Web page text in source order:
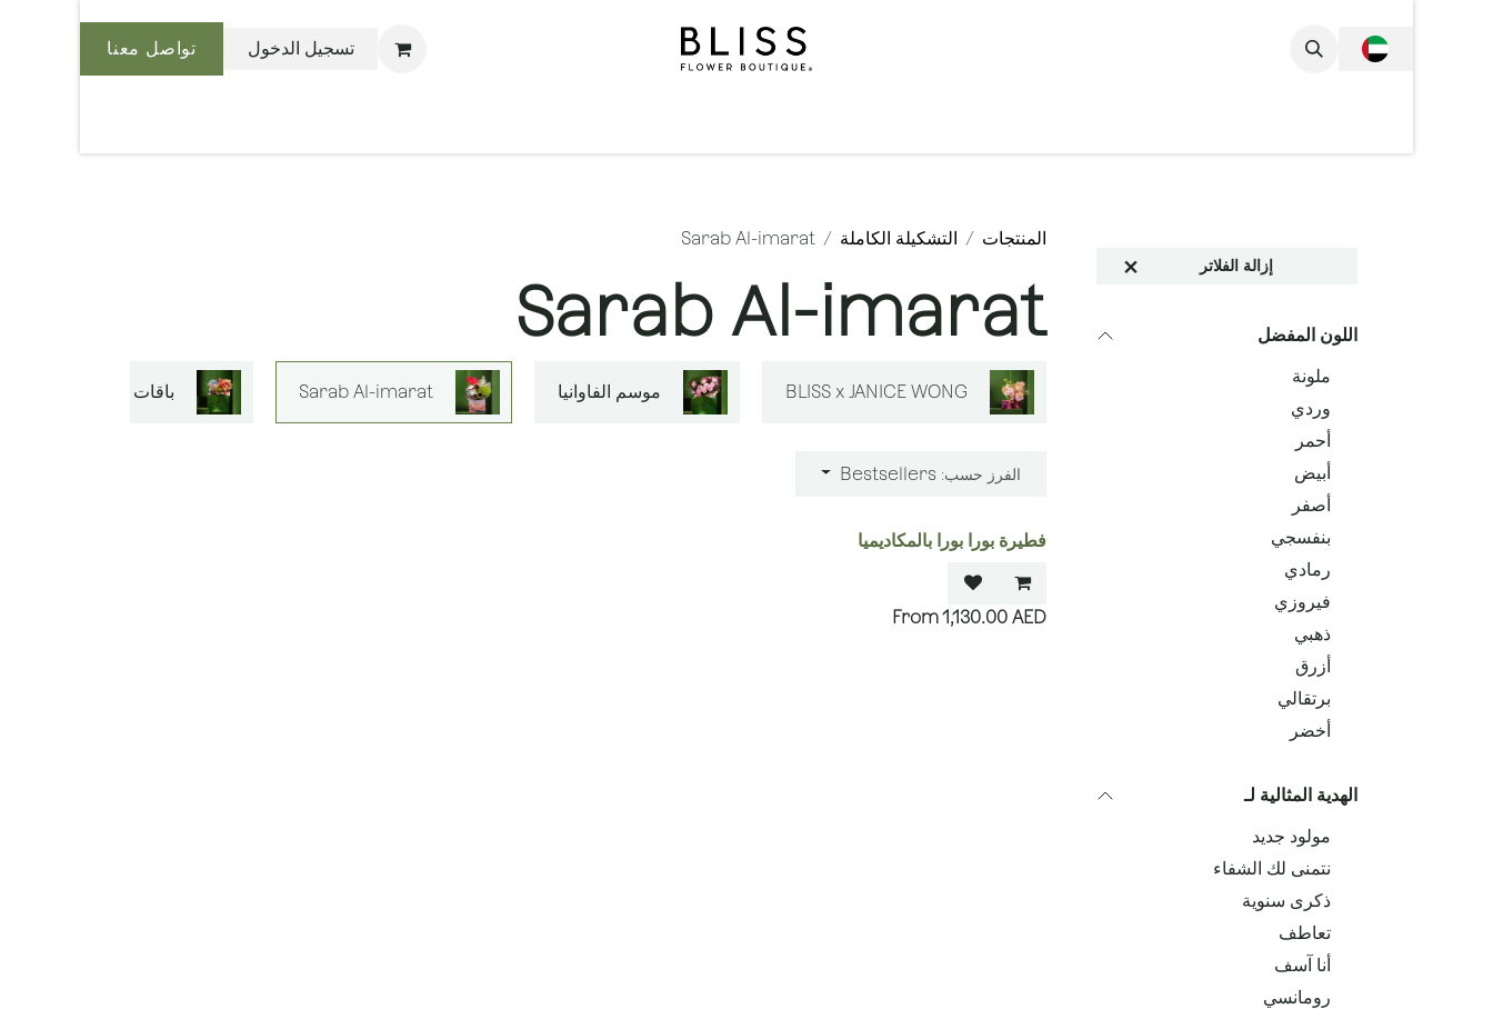
تسجيل الدخول تواصل معنا
إزالة الفلاتر
اللون المفضل
ملونة
وردي
أحمر
أبيض
أصفر
بنفسجي
رمادي
فيروزي
ذهبي
أزرق
برتقالي
أخضر
الهدية المثالية لـ
مولود جديد
نتمنى لك الشفاء
ذكرى سنوية
تعاطف
أنا آسف
رومانسي
المنتجات التشكيلة الكاملة Sarab Al-imarat
Sarab Al-imarat
BLISS x JANICE WONG موسم الفاوانيا Sarab Al-imarat باقات الزهور
الفرز حسب: Bestsellers
فطيرة بورا بورا بالمكاديميا
1,130.00 AED